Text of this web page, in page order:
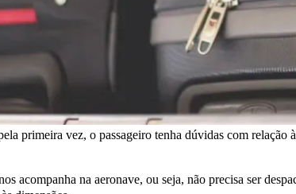
primeira vez, o passageiro tenha dúvidas com
acompanha na aeronave, ou seja, não precisa ser